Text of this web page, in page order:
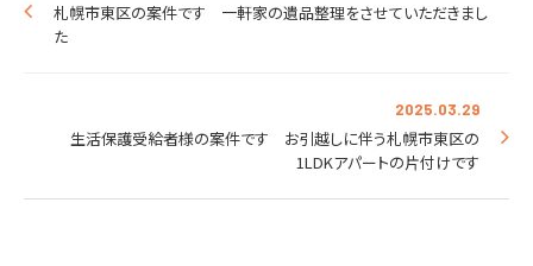
札幌市東区の案件です 一軒家の遺品整理をさせていただきまし
た
2025.03.29
生活保護受給者様の案件です お引越しに伴う札幌市東区の
1LDKアパートの片付けです